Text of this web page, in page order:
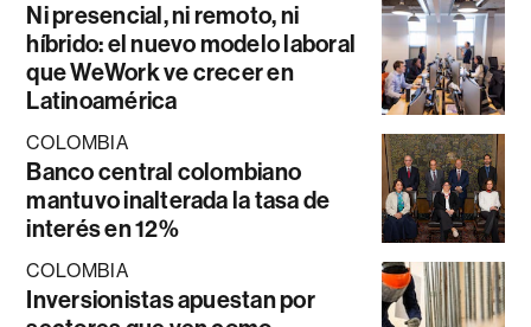
Ni presencial, ni remoto, ni
híbrido: el nuevo modelo laboral
que WeWork ve crecer en
Latinoamérica
COLOMBIA
Banco central colombiano
mantuvo inalterada la tasa de
interés en 12%
COLOMBIA
Inversionistas apuestan por